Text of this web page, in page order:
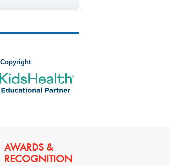
Copyright
AWARDS &
RECOGNITION